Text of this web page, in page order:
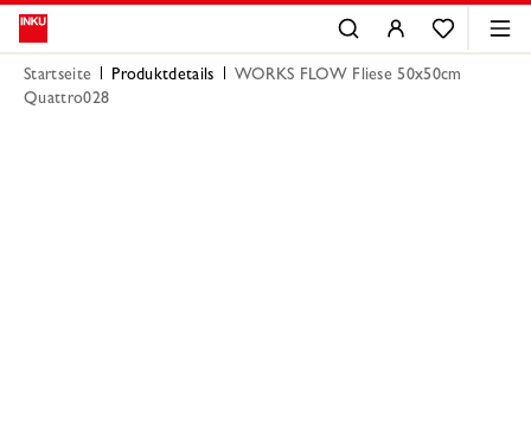
Startseite Produktdetails
WORKS FLOW Fliese 50x50cm
Quattro028